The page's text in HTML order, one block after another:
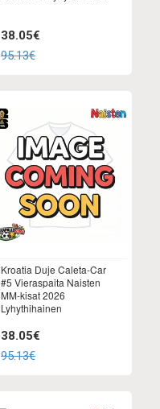
38.05€
95.13€
Kroatia Duje Caleta-Car
#5 Vieraspaita Naisten
MM-kisat 2026
Lyhythihainen
38.05€
95.13€